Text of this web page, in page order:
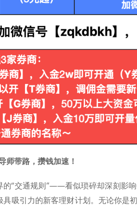
师带路，攒钱加速！
“交通规则”——看似琐碎却深刻影
吸引力的新客理财计划。无论你是